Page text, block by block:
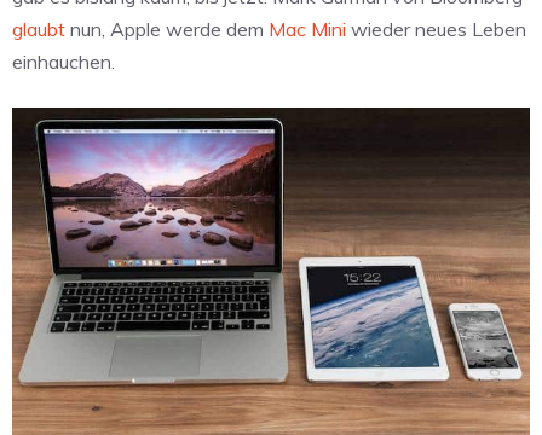
glaubt nun, Apple werde dem Mac Mini wieder neues Leben
einhauchen.